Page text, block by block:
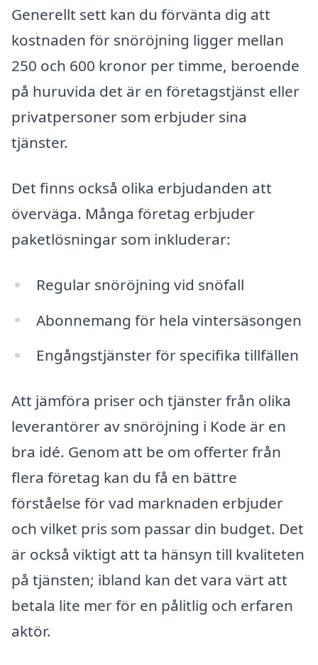
Generellt sett kan du förvänta dig att
kostnaden för snöröjning ligger mellan
250 och 600 kronor per timme, beroende
på huruvida det är en företagstjänst eller
privatpersoner som erbjuder sina
tjänster.
Det finns också olika erbjudanden att
överväga. Många företag erbjuder
paketlösningar som inkluderar:
Regular snöröjning vid snöfall
Abonnemang för hela vintersäsongen
Engångstjänster för specifika tillfällen
Att jämföra priser och tjänster från olika
leverantörer av snöröjning i Kode är en
bra idé. Genom att be om offerter från
flera företag kan du få en bättre
förståelse för vad marknaden erbjuder
och vilket pris som passar din budget. Det
är också viktigt att ta hänsyn till kvaliteten
på tjänsten; ibland kan det vara värt att
betala lite mer för en pålitlig och erfaren
aktör.